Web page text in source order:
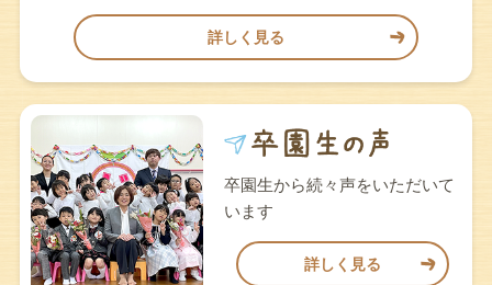
詳しく見る
卒園生から続々声をいただいて
います
詳しく見る